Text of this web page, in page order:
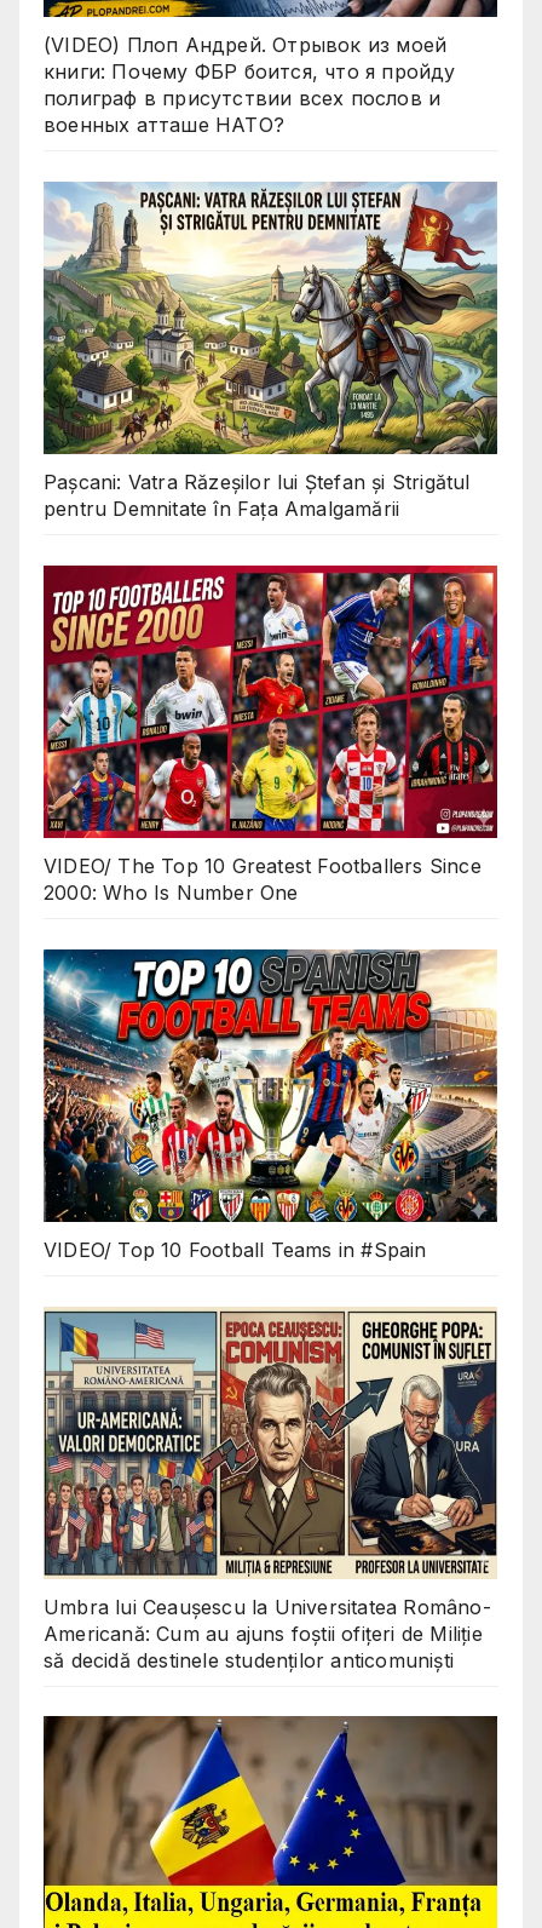
(VIDEO) Плоп Андрей. Отрывок из моей
книги: Почему ФБР боится, что я пройду
полиграф в присутствии всех послов и
военных атташе НАТО?
Pașcani: Vatra Răzeșilor lui Ștefan și Strigătul
pentru Demnitate în Fața Amalgamării
VIDEO/ The Top 10 Greatest Footballers Since
2000: Who Is Number One
VIDEO/ Top 10 Football Teams in #Spain
Umbra lui Ceaușescu la Universitatea Româno-
Americană: Cum au ajuns foștii ofițeri de Miliție
să decidă destinele studenților anticomuniști